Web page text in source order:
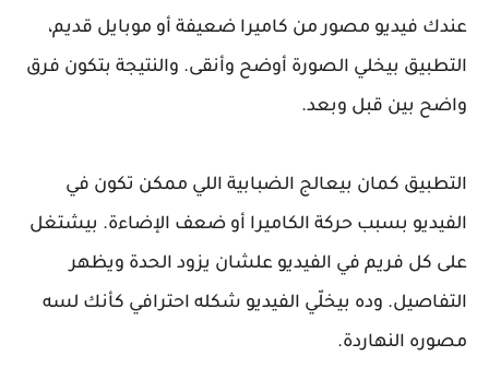
عندك فيديو مصور من كاميرا ضعيفة أو موبايل قديم،
التطبيق بيخلي الصورة أوضح وأنقى. والنتيجة بتكون فرق
واضح بين قبل وبعد.
التطبيق كمان بيعالج الضبابية اللي ممكن تكون في
الفيديو بسبب حركة الكاميرا أو ضعف الإضاءة. بيشتغل
على كل فريم في الفيديو علشان يزود الحدة ويظهر
التفاصيل. وده بيخلّي الفيديو شكله احترافي كأنك لسه
مصوره النهاردة.